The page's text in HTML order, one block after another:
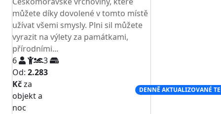
můžete díky dovolené v tomto místě
užívat všemi smysly. Plni sil můžete
vyrazit na výlety za památkami,
přírodními...
6
3
Od: 2.283
Kčza
objekt a
noc
DENNĚ AKTUALIZOVANÉ